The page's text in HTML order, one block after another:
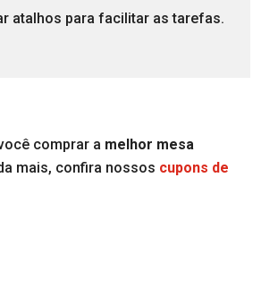
atalhos para facilitar as tarefas.
comprar a melhor mesa
mais, confira nossos cupons de